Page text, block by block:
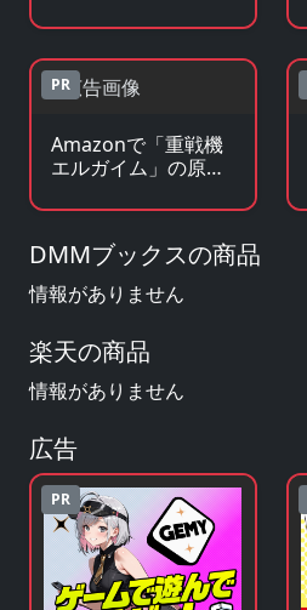
PR
Amazonで「重戦機
エルガイム」の原作
DMMブックスの商品
情報がありません
楽天の商品
情報がありません
広告
PR